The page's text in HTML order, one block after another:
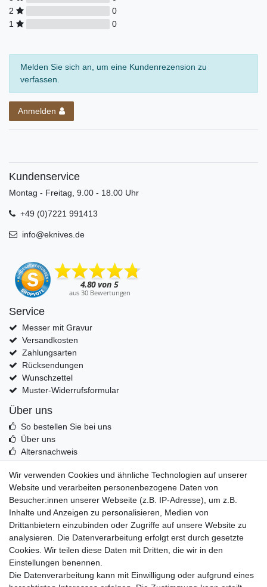
2
0
1
0
Melden Sie sich an, um eine Kundenrezension zu
verfassen.
Anmelden
Kundenservice
Montag - Freitag, 9.00 - 18.00 Uhr
+49 (0)7221 991413
info@eknives.de
Service
Messer mit Gravur
Versandkosten
Zahlungsarten
Rücksendungen
Wunschzettel
Muster-Widerrufsformular
Über uns
So bestellen Sie bei uns
Über uns
Altersnachweis
Echtheit von Kundenbewertungen
Messer Info Forum
Messer schärfen
Messerhersteller
Stahltabelle
Stahlarten
Rockwell Härte
Messerarten
Wir verwenden Cookies und ähnliche Technologien auf unserer
Website und verarbeiten personenbezogene Daten von
Besucher:innen unserer Webseite (z.B. IP-Adresse), um z.B.
Inhalte und Anzeigen zu personalisieren, Medien von
Drittanbietern einzubinden oder Zugriffe auf unsere Website zu
analysieren. Die Datenverarbeitung erfolgt erst durch gesetzte
Cookies. Wir teilen diese Daten mit Dritten, die wir in den
Einstellungen benennen.
Die Datenverarbeitung kann mit Einwilligung oder aufgrund eines